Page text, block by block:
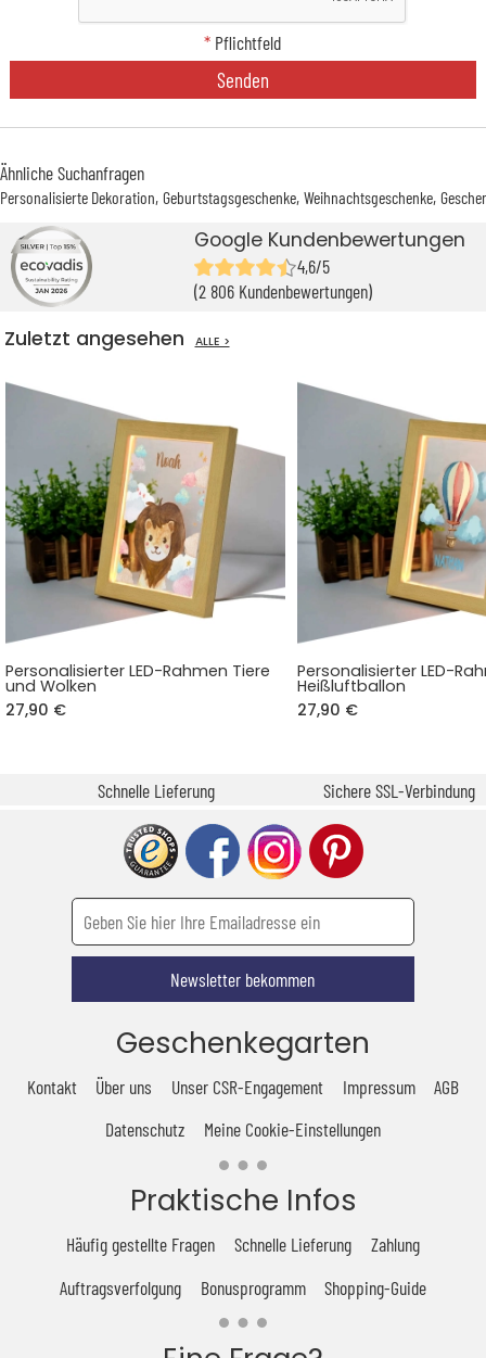
* Pflichtfeld
Senden
Ähnliche Suchanfragen
Personalisierte Dekoration Geburtstagsgeschenke Weihnachtsgeschenke
Google Kundenbewertungen
4,6/5
(2 806 Kundenbewertungen)
Zuletzt angesehen ALLE >
Personalisierter LED-Rahmen Tiere
und Wolken
27,90 €
Personalisierter LED-
Heißluftballon
27,90 €
Schnelle Lieferung Sichere SSL-Verbindung
Newsletter bekommen
Geschenkegarten
Kontakt Über uns Unser CSR-Engagement Impressum
AGB
Datenschutz
Meine Cookie-Einstellungen
Praktische Infos
Häufig gestellte Fragen Schnelle Lieferung
Zahlung
Auftragsverfolgung
Bonusprogramm Shopping-Guide